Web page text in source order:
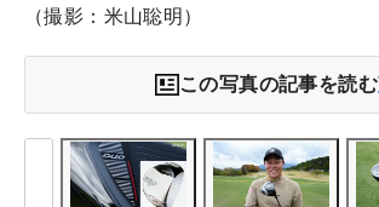
（撮影：米山聡明）
この写真の記事を読む